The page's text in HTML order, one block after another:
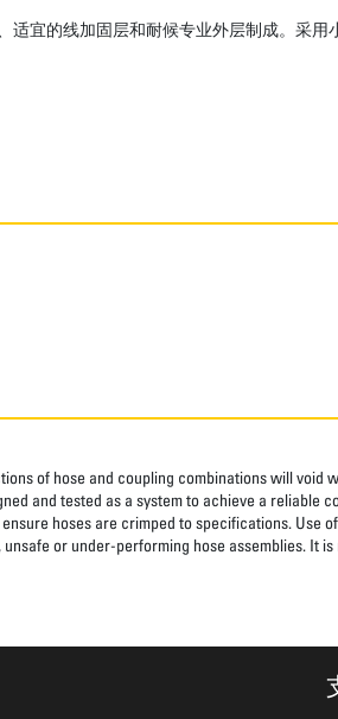
适宜的线加固层和耐候专业外层制成。采
of hose and coupling combinations will void
and tested as a system to achieve a reliable
hoses are crimped to specifications. Use
or under-performing hose assemblies. It